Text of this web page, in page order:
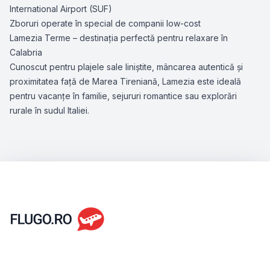
International Airport (SUF)
Zboruri operate în special de companii low-cost
Lamezia Terme – destinația perfectă pentru relaxare în
Calabria
Cunoscut pentru plajele sale liniștite, mâncarea autentică și
proximitatea față de Marea Tireniană, Lamezia este ideală
pentru vacanțe în familie, sejururi romantice sau explorări
rurale în sudul Italiei.